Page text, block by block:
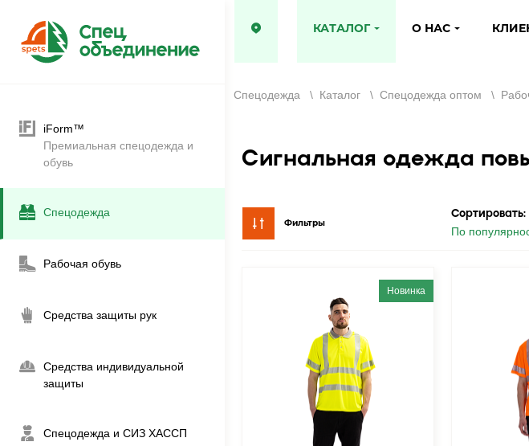
iForm™
Премиальная спецодежда и
обувь
Спецодежда
Рабочая обувь
Средства защиты рук
Средства индивидуальной
защиты
Спецодежда и СИЗ ХАССП
КАТАЛОГ О НАС
Спецодежда \ Каталог \ Спецодежда оптом \
Сигнальная одежда
Фильтры
Сортировать:
Новинка